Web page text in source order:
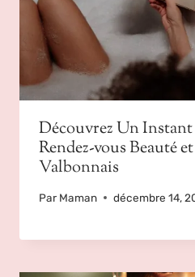
Découvrez Un Instant
Rendez-vous Beauté
Valbonnais
Par Maman décembre 14,